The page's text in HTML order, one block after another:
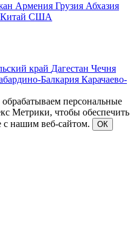
Армения Грузия Абхазия
Китай США
край Дагестан Чечня
Балкария Карачаево-
персональные
Метрики, чтобы обеспечить
с нашим веб-сайтом.
ОК